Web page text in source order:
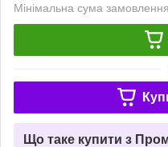
Мінімальна сума
Що таке купити з